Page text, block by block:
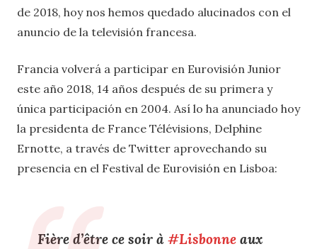
de 2018, hoy nos hemos quedado alucinados con el
anuncio de la televisión francesa.
Francia volverá a participar en Eurovisión Junior
este año 2018, 14 años después de su primera y
única participación en 2004. Así lo ha anunciado hoy
la presidenta de France Télévisions, Delphine
Ernotte, a través de Twitter aprovechando su
presencia en el Festival de Eurovisión en Lisboa:
Fière d’être ce soir à #Lisbonneaux